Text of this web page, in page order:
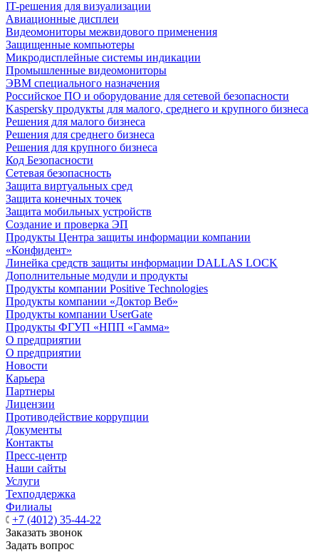
IT-решения для визуализации
Авиационные дисплеи
Видеомониторы межвидового применения
Защищенные компьютеры
Микродисплейные системы индикации
Промышленные видеомониторы
ЭВМ специального назначения
Российское ПО и оборудование для сетевой безопасности
Kaspersky продукты для малого, среднего и крупного бизнеса
Решения для малого бизнеса
Решения для среднего бизнеса
Решения для крупного бизнеса
Код Безопасности
Сетевая безопасность
Защита виртуальных сред
Защита конечных точек
Защита мобильных устройств
Создание и проверка ЭП
Продукты Центра защиты информации компании
«Конфидент»
Линейка средств защиты информации DALLAS LOCK
Дополнительные модули и продукты
Продукты компании Positive Technologies
Продукты компании «Доктор Веб»
Продукты компании UserGate
Продукты ФГУП «НПП «Гамма»
О предприятии
О предприятии
Новости
Карьера
Партнеры
Лицензии
Противодействие коррупции
Документы
Контакты
Пресс-центр
Наши сайты
Услуги
Техподдержка
Филиалы
+7 (4012) 35-44-22
Заказать звонок
Задать вопрос